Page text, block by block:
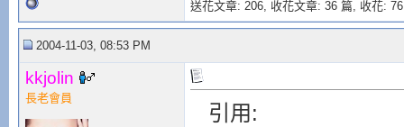
送花文章: 206, 收花文章: 36 篇, 收花:
2004-11-03, 08:53 PM
kkjolin
長老會員
引用: